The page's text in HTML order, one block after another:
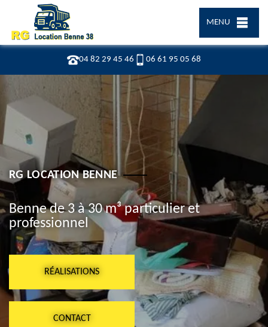
04 82 29 45 46 06 61 95 05 68
MENU
RG LOCATION BENNE
Benne de 3 à 30 m³ particulier et
professionnel
RÉALISATIONS
CONTACT